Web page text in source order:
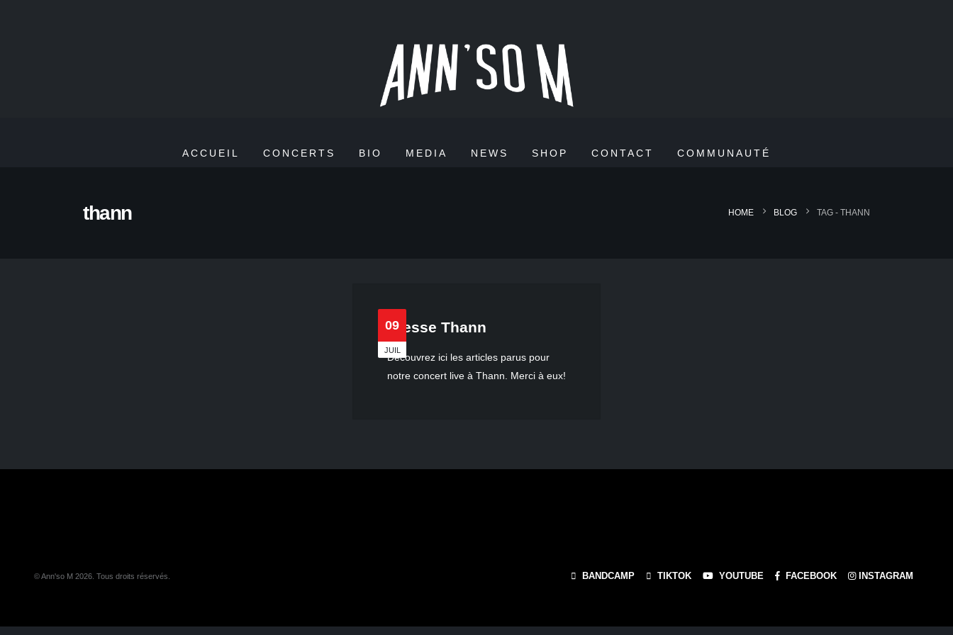
ACCUEIL CONCERTS BIO MEDIA NEWS SHOP CONTACT COMMUNAUTÉ
thann HOME BLOG TAG - THANN
09
JUIL
Presse Thann
Découvrez ici les articles parus pour
notre concert live à Thann. Merci à eux!
© Ann'so M 2026. Tous droits réservés. BANDCAMP TIKTOK YOUTUBE FACEBOOK INSTAGRAM